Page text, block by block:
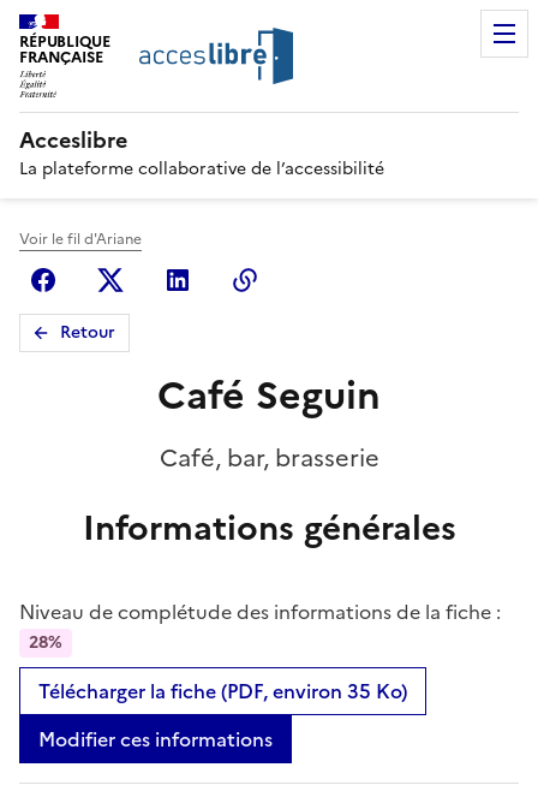
RÉPUBLIQUE
FRANÇAISE
Acceslibre
La plateforme collaborative de l’accessibilité
Voir le fil d'Ariane
FacebookX (anciennement Twitter)
Linkedin
Retour
Café Seguin
Café, bar, brasserie
Informations générales
Niveau de complétude des informations de la fiche :
28%
Télécharger la fiche (PDF, environ 35 Ko)
Modifier ces informations